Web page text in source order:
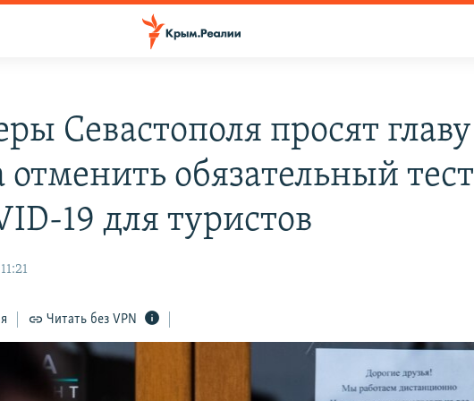
Севастополя просят главу
отменить обязательный тест
19 для туристов
Читать без VPN